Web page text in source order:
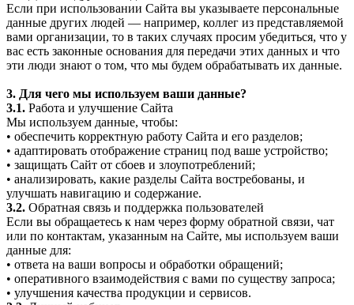
Если при использовании Сайта вы указываете персональные
данные других людей — например, коллег из представляемой
вами организации, то в таких случаях просим убедиться, что у
вас есть законные основания для передачи этих данных и что
эти люди знают о том, что мы будем обрабатывать их данные.
3. Для чего мы используем ваши данные?
3.1. Работа и улучшение Сайта
Мы используем данные, чтобы:
• обеспечить корректную работу Сайта и его разделов;
• адаптировать отображение страниц под ваше устройство;
• защищать Сайт от сбоев и злоупотреблений;
• анализировать, какие разделы Сайта востребованы, и
улучшать навигацию и содержание.
3.2. Обратная связь и поддержка пользователей
Если вы обращаетесь к нам через форму обратной связи, чат
или по контактам, указанным на Сайте, мы используем ваши
данные для:
• ответа на ваши вопросы и обработки обращений;
• оперативного взаимодействия с вами по существу запроса;
• улучшения качества продукции и сервисов.